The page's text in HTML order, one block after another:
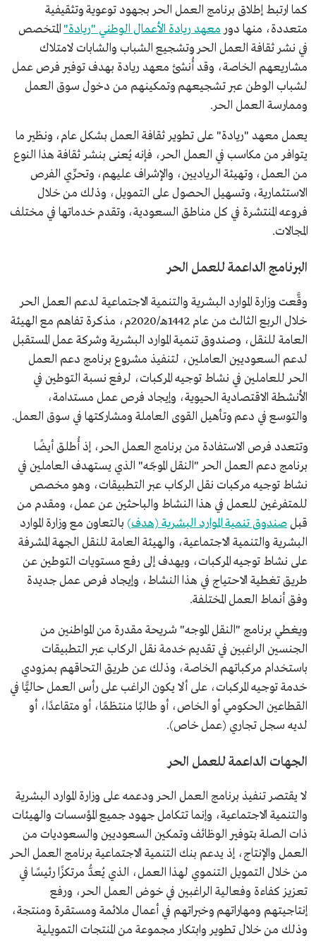
كما ارتبط إطلاق برنامج العمل الحر بجهود توعوية وتثقيفية
متعددة، منها دور معهد ريادة الأعمال الوطني "ريادة" المتخصص
في نشر ثقافة العمل الحر وتشجيع الشباب والشابات لامتلاك
مشاريعهم الخاصة، وقد أُنشئ معهد ريادة بهدف توفير فرص عمل
لشباب الوطن عبر تشجيعهم وتمكينهم من دخول سوق العمل
وممارسة العمل الحر.
يعمل معهد "ريادة" على تطوير ثقافة العمل بشكل عام، ونظير ما
يتوافر من مكاسب في العمل الحر، فإنه يُعنى بنشر ثقافة هذا النوع
من العمل، وتهيئة الرياديين، والإشراف عليهم، وتحرِّي الفرص
الاستثمارية، وتسهيل الحصول على التمويل، وذلك من خلال
فروعه المنتشرة في كل مناطق السعودية، وتقدم خدماتها في مختلف
المجالات.
البرنامج الداعمة للعمل الحر
وقَّعت وزارة الموارد البشرية والتنمية الاجتماعية لدعم العمل الحر
خلال الربع الثالث من عام 1442هـ/2020م، مذكرة تفاهم مع الهيئة
العامة للنقل، وصندوق تنمية الموارد البشرية وشركة عمل المستقبل
لدعم السعوديين العاملين، لتنفيذ مشروع برنامج دعم العمل
الحر للعاملين في نشاط توجيه المركبات، لرفع نسبة التوطين في
الأنشطة الاقتصادية الحيوية، وإيجاد فرص عمل مستدامة،
والتوسع في دعم وتأهيل القوى العاملة ومشاركتها في سوق العمل.
وتتعدد فرص الاستفادة من برنامج العمل الحر، إذ أُطلق أيضًا
برنامج دعم العمل الحر "النقل الموجّه" الذي يستهدف العاملين في
نشاط توجيه مركبات نقل الركاب عبر التطبيقات، وهو مخصص
للمتفرغين للعمل في هذا النشاط والباحثين عن عمل، ومقدم من
قبلصندوق تنمية الموارد البشرية (هدف) بالتعاون مع وزارة الموارد
البشرية والتنمية الاجتماعية، والهيئة العامة للنقل الجهة المشرفة
على نشاط توجيه المركبات، ويهدف إلى رفع مستويات التوطين عن
طريق تغطية الاحتياج في هذا النشاط، وإيجاد فرص عمل جديدة
وفق أنماط العمل المختلفة.
ويغطي برنامج "النقل الموجه" شريحة مقدرة من المواطنين من
الجنسين الراغبين في تقديم خدمة نقل الركاب عبر التطبيقات
باستخدام مركباتهم الخاصة، وذلك عن طريق التحاقهم بمزودي
خدمة توجيه المركبات، على ألا يكون الراغب على رأس العمل حاليًّا في
القطاعين الحكومي أو الخاص، أو طالبًا منتظمًا، أو متقاعدًا، أو
لديه سجل تجاري (عمل خاص).
الجهات الداعمة للعمل الحر
لا يقتصر تنفيذ برنامج العمل الحر ودعمه على وزارة الموارد البشرية
والتنمية الاجتماعية، وإنما تتكامل جهود جميع المؤسسات والهيئات
ذات الصلة بتوفير الوظائف وتمكين السعوديين والسعوديات من
العمل والإنتاج، إذ يدعم بنك التنمية الاجتماعية برنامج العمل الحر
من خلال التمويل التنموي لهذا العمل، الذي يُعدُّ مرتكزًا رئيسًا في
تعزيز كفاءة وفعالية الراغبين في خوض العمل الحر، ورفع
إنتاجيتهم ومهاراتهم وخبراتهم في أعمال ملائمة ومستقرة ومنتجة،
وذلك من خلال تطوير وابتكار مجموعة من المنتجات التمويلية